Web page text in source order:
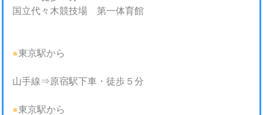
国立代々木競技場 第一体育館
●東京駅から
山手線⇒原宿駅下車・徒歩５分
●東京駅から